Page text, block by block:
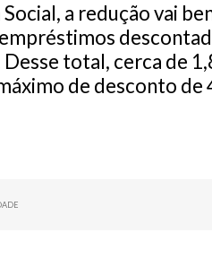
a redução vai
total, cerca de
de desconto de